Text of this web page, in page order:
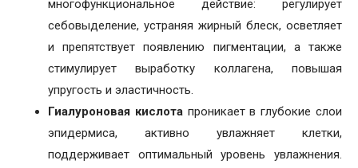
многофункциональное действие: регулирует
себовыделение, устраняя жирный блеск, осветляет
и препятствует появлению пигментации, а также
стимулирует выработку коллагена, повышая
упругость и эластичность.
Гиалуроновая кислотапроникает в глубокие слои
эпидермиса, активно увлажняет клетки,
поддерживает оптимальный уровень увлажнения.